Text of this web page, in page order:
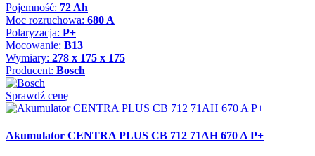
Pojemność: 72 Ah
Moc rozruchowa: 680 A
Polaryzacja: P+
Mocowanie: B13
Wymiary: 278 x 175 x 175
Producent: Bosch
Sprawdź cenę
Akumulator CENTRA PLUS CB 712 71AH 670 A P+